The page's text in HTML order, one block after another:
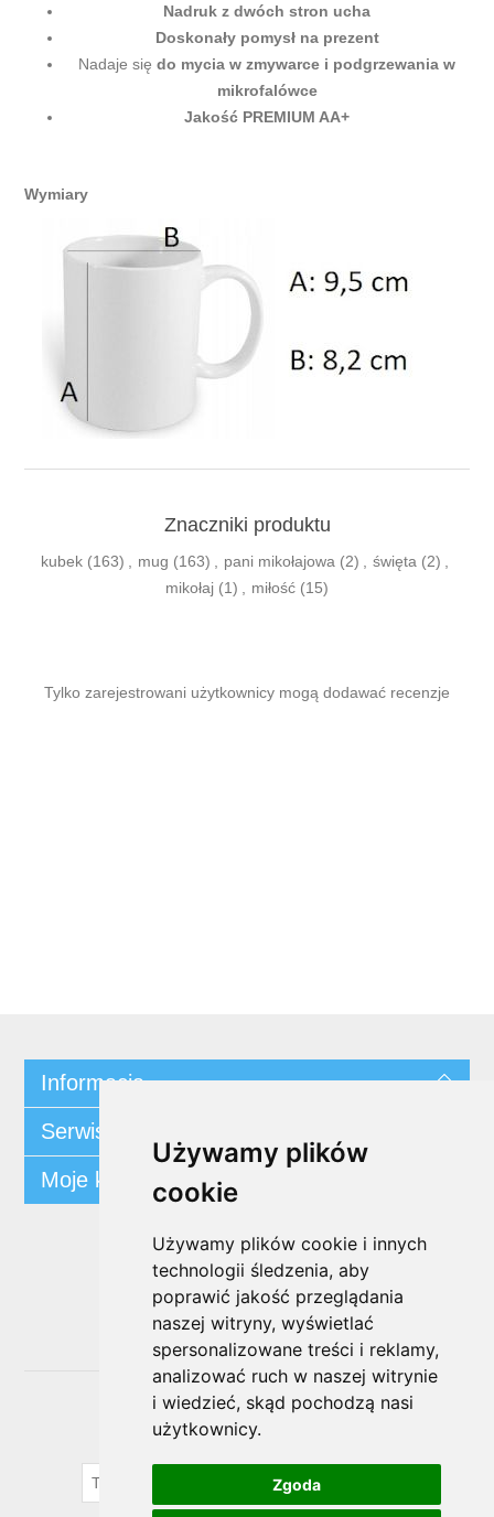
Używamy plików
cookie
Używamy plików cookie i innych
technologii śledzenia, aby
poprawić jakość przeglądania
naszej witryny, wyświetlać
spersonalizowane treści i reklamy,
analizować ruch w naszej witrynie
i wiedzieć, skąd pochodzą nasi
użytkownicy.
Zgoda
Nadruk z dwóch stron ucha
Doskonały pomysł na prezent
Nadaje się do mycia w zmywarce i podgrzewania w
mikrofalówce
Jakość PREMIUM AA+
Wymiary
Znaczniki produktu
kubek (163) mug (163) pani mikołajowa (2) święta (2)
mikołaj (1) miłość (15)
Tylko zarejestrowani użytkownicy mogą dodawać recenzje
Informacja
Serwis klienta
Moje konto
Śledź nas
Biuletyn
SUBSKRYBUJ